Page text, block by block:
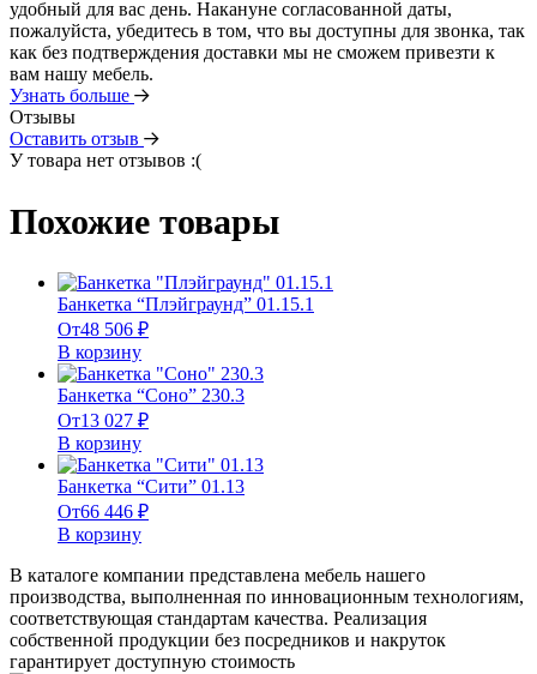
удобный для вас день. Накануне согласованной даты,
пожалуйста, убедитесь в том, что вы доступны для звонка, так
как без подтверждения доставки мы не сможем привезти к
вам нашу мебель.
Узнать больше
Отзывы
Оставить отзыв
У товара нет отзывов :(
Похожие товары
Банкетка “Плэйграунд” 01.15.1
От48 506 ₽
В корзину
Банкетка “Соно” 230.3
От13 027 ₽
В корзину
Банкетка “Сити” 01.13
От66 446 ₽
В корзину
В каталоге компании представлена мебель нашего
производства, выполненная по инновационным технологиям,
соответствующая стандартам качества. Реализация
собственной продукции без посредников и накруток
гарантирует доступную стоимость